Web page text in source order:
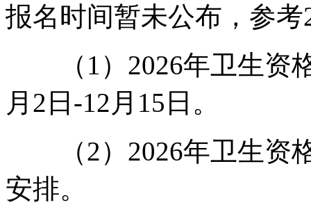
报名时间暂未公布，参考
（1）2026年卫生资格
月2日-12月15日。
（2）2026年卫生资
安排。